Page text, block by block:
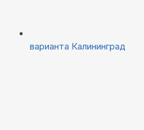
варианта Калининград